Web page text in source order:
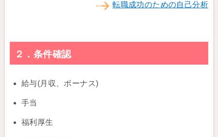
転職成功のための自己分析
２．条件確認
給与(月収、ボーナス)
手当
福利厚生